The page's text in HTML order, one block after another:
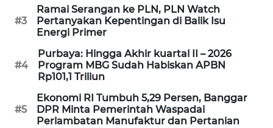
#3
Ramai Serangan ke PLN, PLN Watch
Pertanyakan Kepentingan di Balik Isu
Energi Primer
#4
Purbaya: Hingga Akhir kuartal II – 2026
Program MBG Sudah Habiskan APBN
Rp101,1 Triliun
#5
Ekonomi RI Tumbuh 5,29 Persen, Banggar
DPR Minta Pemerintah Waspadai
Perlambatan Manufaktur dan Pertanian
CILEUNGSI
NEWS
BERKAT
NEWS
BERAMPU
NEWS